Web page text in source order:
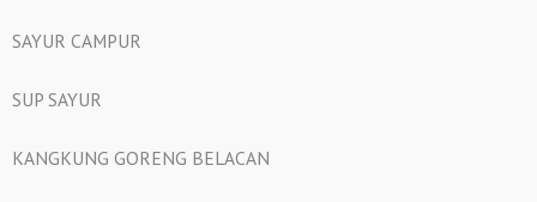
SAYUR CAMPUR
SUP SAYUR
KANGKUNG GORENG BELACAN